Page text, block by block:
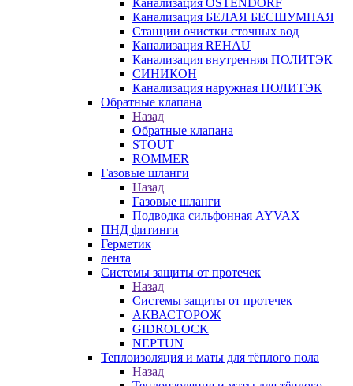
Канализация OSTENDORF
Канализация БЕЛАЯ БЕСШУМНАЯ
Станции очистки сточных вод
Канализация REHAU
Канализация внутренняя ПОЛИТЭК
СИНИКОН
Канализация наружная ПОЛИТЭК
Обратные клапана
Назад
Обратные клапана
STOUT
ROMMER
Газовые шланги
Назад
Газовые шланги
Подводка сильфонная AYVAX
ПНД фитинги
Герметик
лента
Системы защиты от протечек
Назад
Системы защиты от протечек
АКВАСТОРОЖ
GIDROLOCK
NEPTUN
Теплоизоляция и маты для тёплого пола
Назад